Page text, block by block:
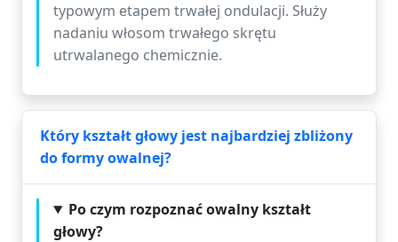
typowym etapem trwałej ondulacji. Służy
nadaniu włosom trwałego skrętu
utrwalanego chemicznie.
Który kształt głowy jest najbardziej zbliżony
do formy owalnej?
Po czym rozpoznać owalny kształt
głowy?